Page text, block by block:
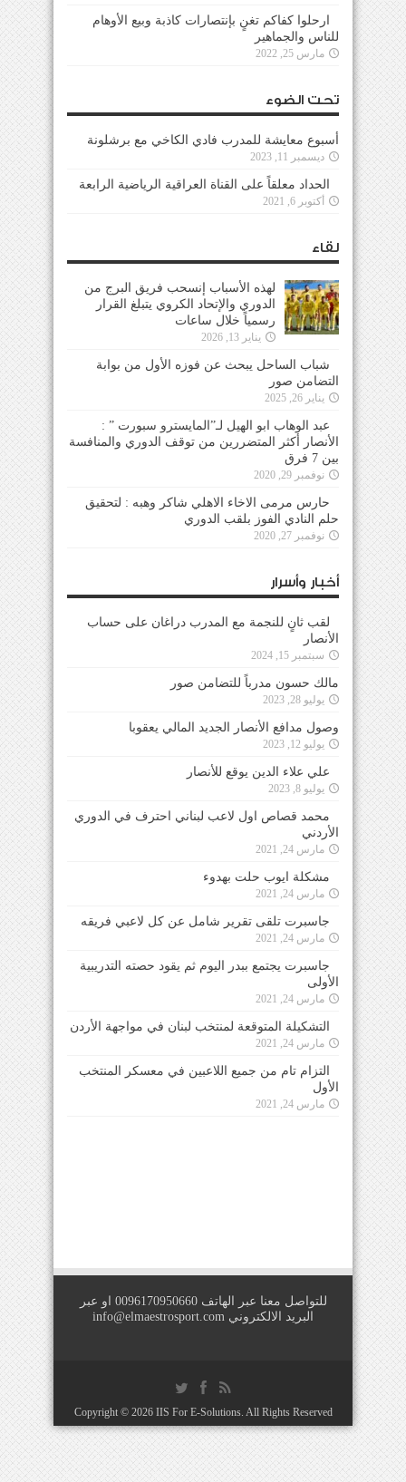
ارحلوا كفاكم تغنٍ بإنتصارات كاذبة وبيع الأوهام
للناس والجماهير
مارس 25, 2022
تحت الضوء
أسبوع معايشة للمدرب فادي الكاخي مع برشلونة
ديسمبر 11, 2023
الحداد معلقاً على القناة العراقية الرياضية الرابعة
أكتوبر 6, 2021
لقاء
لهذه الأسباب إنسحب فريق البرج من
الدوري والإتحاد الكروي يتبلغ القرار
رسمياً خلال ساعات
يناير 13, 2026
شباب الساحل يبحث عن فوزه الأول من بوابة
التضامن صور
يناير 26, 2025
عبد الوهاب ابو الهيل لـ”المايسترو سبورت ” :
الأنصار أكثر المتضررين من توقف الدوري والمنافسة
بين 7 فرق
نوفمبر 29, 2020
حارس مرمى الاخاء الاهلي شاكر وهبه : لتحقيق
حلم النادي الفوز بلقب الدوري
نوفمبر 27, 2020
أخبار وأسرار
لقب ثانٍ للنجمة مع المدرب دراغان على حساب
الأنصار
سبتمبر 15, 2024
مالك حسون مدرباً للتضامن صور
يوليو 28, 2023
وصول مدافع الأنصار الجديد المالي يعقوبا
يوليو 12, 2023
علي علاء الدين يوقع للأنصار
يوليو 8, 2023
محمد قصاص اول لاعب لبناني احترف في الدوري
الأردني
مارس 24, 2021
مشكلة ايوب حلت بهدوء
مارس 24, 2021
جاسبرت تلقى تقرير شامل عن كل لاعبي فريقه
مارس 24, 2021
جاسبرت يجتمع ببدر اليوم ثم يقود حصته التدريبية
الأولى
مارس 24, 2021
التشكيلة المتوقعة لمنتخب لبنان في مواجهة الأردن
مارس 24, 2021
التزام تام من جميع اللاعبين في معسكر المنتخب
الأول
مارس 24, 2021
للتواصل معنا عبر الهاتف 0096170950660 او عبر
البريد الالكتروني info@elmaestrosport.com
Copyright © 2026 IIS For E-Solutions. All Rights Reserved